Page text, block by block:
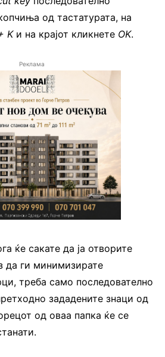
од тастатурата, на
Kи на крајот кликнете OK.
Реклама
ќе сакате да ја отворите
да ги минимизирате
треба само последователно
зададените знаци од
од оваа папка ќе се